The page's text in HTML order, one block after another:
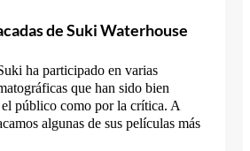
de Suki Waterhouse
ha participado en varias
que han sido bien
público como por la crítica. A
algunas de sus películas más